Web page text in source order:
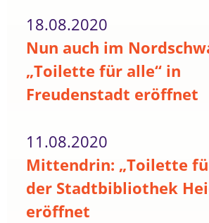
18.08.2020
Nun auch im
„Toilette für alle“ in
Freudenstadt eröffnet
11.08.2020
Mittendrin: „Toilette
der Stadtbibliothek
eröffnet